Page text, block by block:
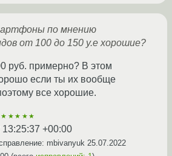
по мнению
от 100 до 150 у.е хорошие?
руб. примерно? В этом
если ты их вообще
все хорошие.
★★★★★
+00:00
mbivanyuk 25.07.2022